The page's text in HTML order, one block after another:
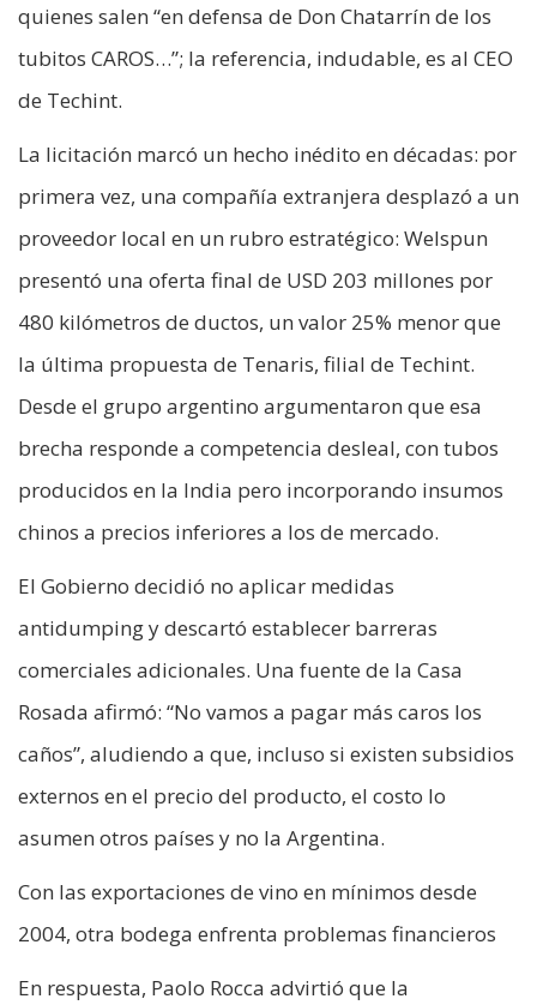
quienes salen “en defensa de Don Chatarrín de los
tubitos CAROS…”; la referencia, indudable, es al CEO
de Techint.
La licitación marcó un hecho inédito en décadas: por
primera vez, una compañía extranjera desplazó a un
proveedor local en un rubro estratégico: Welspun
presentó una oferta final de USD 203 millones por
480 kilómetros de ductos, un valor 25% menor que
la última propuesta de Tenaris, filial de Techint.
Desde el grupo argentino argumentaron que esa
brecha responde a competencia desleal, con tubos
producidos en la India pero incorporando insumos
chinos a precios inferiores a los de mercado.
El Gobierno decidió no aplicar medidas
antidumping y descartó establecer barreras
comerciales adicionales. Una fuente de la Casa
Rosada afirmó: “No vamos a pagar más caros los
caños”, aludiendo a que, incluso si existen subsidios
externos en el precio del producto, el costo lo
asumen otros países y no la Argentina.
Con las exportaciones de vino en mínimos desde
2004, otra bodega enfrenta problemas financieros
En respuesta, Paolo Rocca advirtió que la